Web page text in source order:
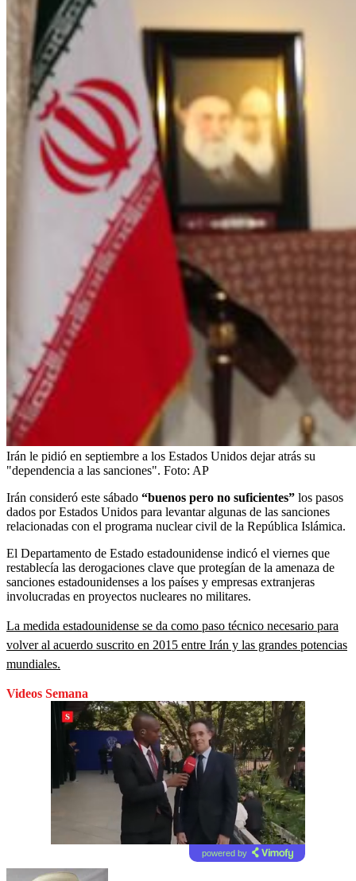
Irán le pidió en septiembre a los Estados Unidos dejar atrás su
"dependencia a las sanciones". Foto: AP
Irán consideró este sábado “buenos pero no suficientes” los pasos
dados por Estados Unidos para levantar algunas de las sanciones
relacionadas con el programa nuclear civil de la República Islámica.
El Departamento de Estado estadounidense indicó el viernes que
restablecía las derogaciones clave que protegían de la amenaza de
sanciones estadounidenses a los países y empresas extranjeras
involucradas en proyectos nucleares no militares.
La medida estadounidense se da como paso técnico necesario para
volver al acuerdo suscrito en 2015 entre Irán y las grandes potencias
mundiales.
Videos Semana
powered by